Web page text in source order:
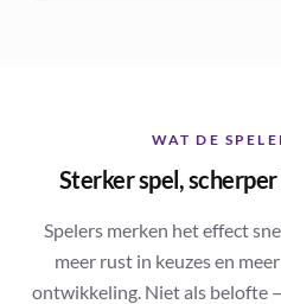
WAT DE
Sterker spel,
Spelers merken het effect
meer rust in keuzes en
ontwikkeling. Niet als belofte